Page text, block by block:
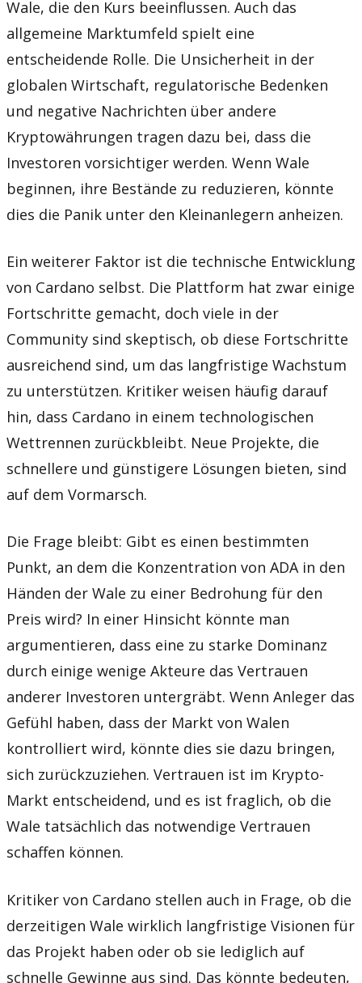
Wale, die den Kurs beeinflussen. Auch das
allgemeine Marktumfeld spielt eine
entscheidende Rolle. Die Unsicherheit in der
globalen Wirtschaft, regulatorische Bedenken
und negative Nachrichten über andere
Kryptowährungen tragen dazu bei, dass die
Investoren vorsichtiger werden. Wenn Wale
beginnen, ihre Bestände zu reduzieren, könnte
dies die Panik unter den Kleinanlegern anheizen.
Ein weiterer Faktor ist die technische Entwicklung
von Cardano selbst. Die Plattform hat zwar einige
Fortschritte gemacht, doch viele in der
Community sind skeptisch, ob diese Fortschritte
ausreichend sind, um das langfristige Wachstum
zu unterstützen. Kritiker weisen häufig darauf
hin, dass Cardano in einem technologischen
Wettrennen zurückbleibt. Neue Projekte, die
schnellere und günstigere Lösungen bieten, sind
auf dem Vormarsch.
Die Frage bleibt: Gibt es einen bestimmten
Punkt, an dem die Konzentration von ADA in den
Händen der Wale zu einer Bedrohung für den
Preis wird? In einer Hinsicht könnte man
argumentieren, dass eine zu starke Dominanz
durch einige wenige Akteure das Vertrauen
anderer Investoren untergräbt. Wenn Anleger das
Gefühl haben, dass der Markt von Walen
kontrolliert wird, könnte dies sie dazu bringen,
sich zurückzuziehen. Vertrauen ist im Krypto-
Markt entscheidend, und es ist fraglich, ob die
Wale tatsächlich das notwendige Vertrauen
schaffen können.
Kritiker von Cardano stellen auch in Frage, ob die
derzeitigen Wale wirklich langfristige Visionen für
das Projekt haben oder ob sie lediglich auf
schnelle Gewinne aus sind. Das könnte bedeuten,